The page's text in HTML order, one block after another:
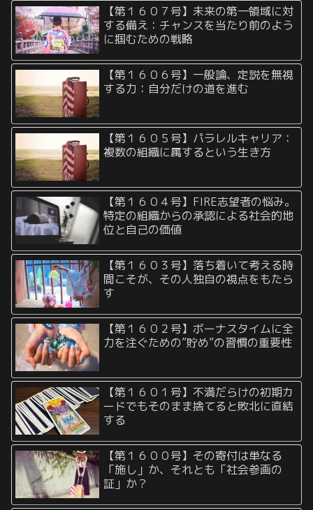
【第１６０７号】未来の第一領域に対
する備え：チャンスを当たり前のよう
に掴むための戦略
【第１６０６号】一般論、定説を無視
する力：自分だけの道を進む
【第１６０５号】パラレルキャリア：
複数の組織に属するという生き方
【第１６０４号】FIRE志望者の悩み。
特定の組織からの承認による社会的地
位と自己の価値
【第１６０３号】落ち着いて考える時
間こそが、その人独自の視点をもたら
す
【第１６０２号】ボーナスタイムに全
力を注ぐための”貯め”の習慣の重要性
【第１６０１号】不満だらけの初期カ
ードでもそのまま捨てると敗北に直結
する
【第１６００号】その寄付は単なる
「施し」か、それとも「社会参画の
証」か？